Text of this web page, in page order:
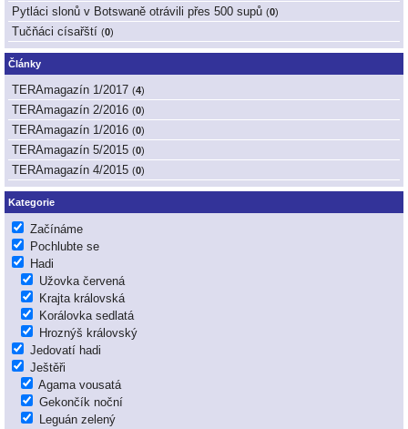
Pytláci slonů v Botswaně otrávili přes 500 supů (0)
Tučňáci císařští (0)
Články
TERAmagazín 1/2017 (4)
TERAmagazín 2/2016 (0)
TERAmagazín 1/2016 (0)
TERAmagazín 5/2015 (0)
TERAmagazín 4/2015 (0)
Kategorie
Začínáme
Pochlubte se
Hadi
Užovka červená
Krajta královská
Korálovka sedlatá
Hroznýš královský
Jedovatí hadi
Ještěři
Agama vousatá
Gekončík noční
Leguán zelený